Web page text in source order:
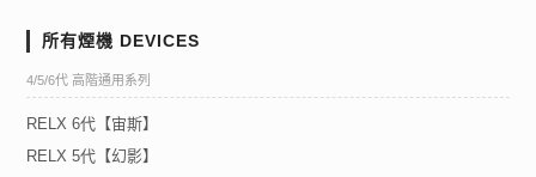
所有煙機 DEVICES
4/5/6代 高階通用系列
RELX 6代【宙斯】
RELX 5代【幻影】